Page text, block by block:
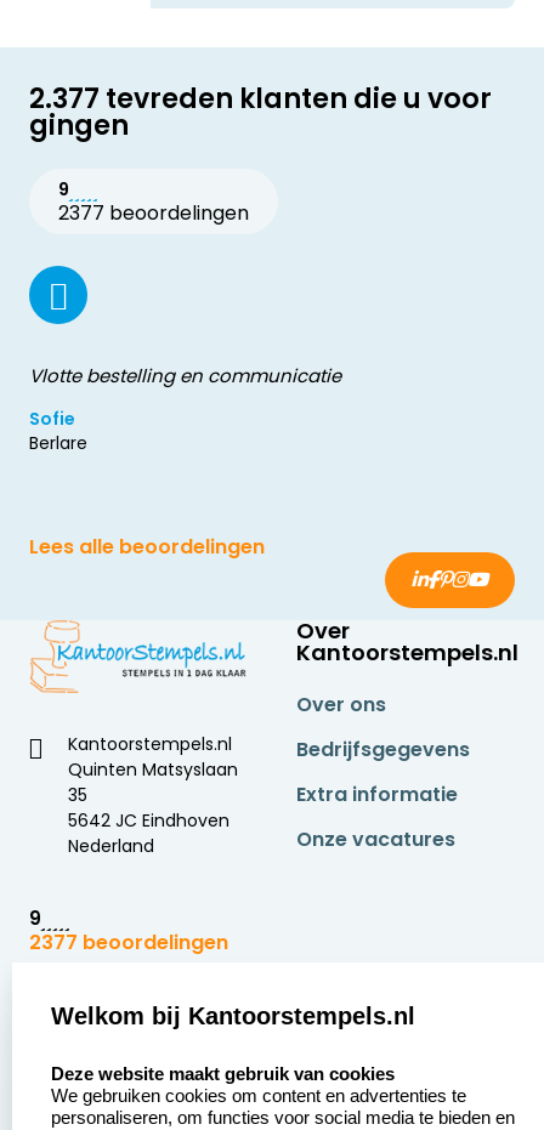
2.377 tevreden klanten die u voor
gingen
9
2377 beoordelingen
Vlotte bestelling en communicatie
Sofie
Berlare
Lees alle beoordelingen
Kantoorstempels.nl
Quinten Matsyslaan
35
5642 JC Eindhoven
Nederland
9
2377 beoordelingen
Over
Kantoorstempels.nl
Over ons
Bedrijfsgegevens
Extra informatie
Onze vacatures
Zakelijk:
Aanvraag op maat
Betaling &
Klantenservice:
Contact opnemen
Veel gestelde vragen
Welkom bij Kantoorstempels.nl
Deze website maakt gebruik van cookies
We gebruiken cookies om content en advertenties te
personaliseren, om functies voor social media te bieden en